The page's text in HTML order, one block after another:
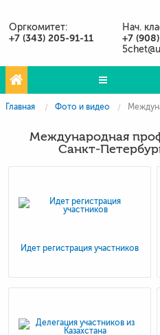
Оргкомитет: Нач.
+7 (343) 205-91-11 +7
Олимпиады
Проекты
Главная Фото и видео
Международная
Санкт-
Идет регистрация участников